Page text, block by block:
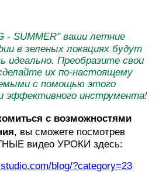
- SUMMER" ваши летние
в зеленых локациях будут
идеально. Преобразите свои
их по-настоящему
с помощью этого
эффективного инструмента!
с возможностями
, вы сможете посмотрев
видео УРОКИздесь:
blog/?category=23